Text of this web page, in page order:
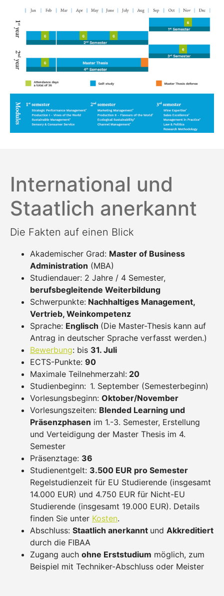
International und
Staatlich anerkannt
Die Fakten auf einen Blick
Akademischer Grad: Master of Business
Administration (MBA)
Studiendauer: 2 Jahre / 4 Semester,
berufsbegleitende Weiterbildung
Schwerpunkte: Nachhaltiges Management,
Vertrieb, Weinkompetenz
Sprache: Englisch (Die Master-Thesis kann auf
Antrag in deutscher Sprache verfasst werden.)
Bewerbung: bis 31. Juli
ECTS-Punkte: 90
Maximale Teilnehmerzahl: 20
Studienbeginn: 1. September (Semesterbeginn)
Vorlesungsbeginn: Oktober/November
Vorlesungszeiten: Blended Learning und
Präsenzphasen im 1.-3. Semester, Erstellung
und Verteidigung der Master Thesis im 4.
Semester
Präsenztage: 36
Studienentgelt: 3.500 EUR pro Semester
Regelstudienzeit für EU Studierende (insgesamt
14.000 EUR) und 4.750 EUR für Nicht-EU
Studierende (insgesamt 19.000 EUR). Details
finden Sie unter Kosten.
Abschluss: Staatlich anerkannt und Akkreditiert
durch die FIBAA
Zugang auch ohne Erststudium möglich, zum
Beispiel mit Techniker-Abschluss oder Meister